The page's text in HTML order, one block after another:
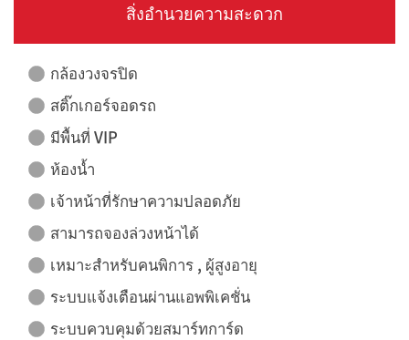
สิ่งอำนวยความสะดวก
กล้องวงจรปิด
สติ๊กเกอร์จอดรถ
มีพื้นที่ VIP
ห้องน้ำ
เจ้าหน้าที่รักษาความปลอดภัย
สามารถจองล่วงหน้าได้
เหมาะสำหรับคนพิการ , ผู้สูงอายุ
ระบบแจ้งเตือนผ่านแอพพิเคชั่น
ระบบควบคุมด้วยสมาร์ทการ์ด